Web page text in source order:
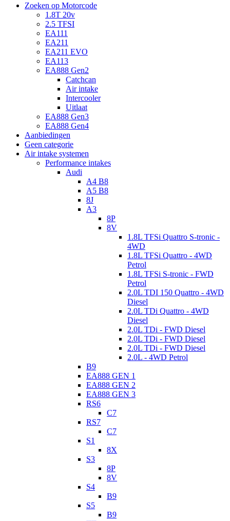
Zoeken op Motorcode
1.8T 20v
2.5 TFSI
EA111
EA211
EA211 EVO
EA113
EA888 Gen2
Catchcan
Air intake
Intercooler
Uitlaat
EA888 Gen3
EA888 Gen4
Aanbiedingen
Geen categorie
Air intake systemen
Performance intakes
Audi
A4 B8
A5 B8
8J
A3
8P
8V
1.8L TFSi Quattro S-tronic -
4WD
1.8L TFSi Quattro - 4WD
Petrol
1.8L TFSi S-tronic - FWD
Petrol
2.0L TDI 150 Quattro - 4WD
Diesel
2.0L TDi Quattro - 4WD
Diesel
2.0L TDi - FWD Diesel
2.0L TDi - FWD Diesel
2.0L TDi - FWD Diesel
2.0L - 4WD Petrol
B9
EA888 GEN 1
EA888 GEN 2
EA888 GEN 3
RS6
C7
RS7
C7
S1
8X
S3
8P
8V
S4
B9
S5
B9